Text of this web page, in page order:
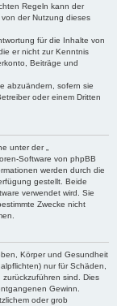
Regeln kann der
der Nutzung dieses
für die Inhalte von
er nicht zur Kenntnis
Beiträge und
abzuändern, sofern sie
oder einem Dritten
unter der „
Software von phpBB
werden durch die
gestellt. Beide
verwendet wird. Sie
Zwecke nicht
Körper und Gesundheit
nur für Schäden,
sind. Dies
Gewinn.
oder grob